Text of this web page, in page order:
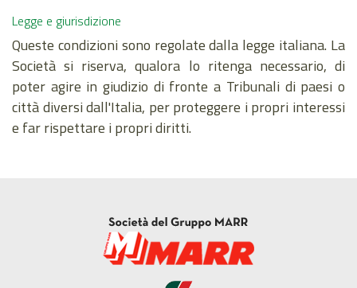
Legge e giurisdizione
Queste condizioni sono regolate dalla legge italiana. La
Società si riserva, qualora lo ritenga necessario, di
poter agire in giudizio di fronte a Tribunali di paesi o
città diversi dall'Italia, per proteggere i propri interessi
e far rispettare i propri diritti.